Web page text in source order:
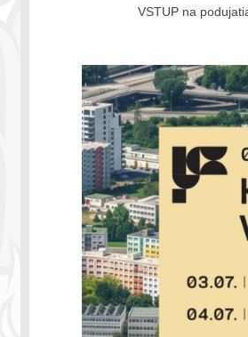
VSTUP na